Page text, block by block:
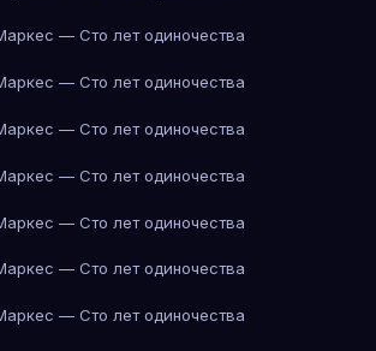
— Сто лет одиночества
— Сто лет одиночества
— Сто лет одиночества
— Сто лет одиночества
— Сто лет одиночества
— Сто лет одиночества
— Сто лет одиночества